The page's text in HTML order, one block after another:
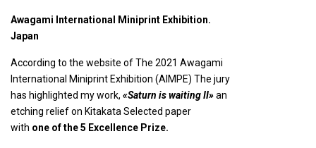
Awagami International Miniprint Exhibition.
Japan
According to the website of The 2021 Awagami
International Miniprint Exhibition (AIMPE) The jury
has highlighted my work, «Saturn is waiting II»an
etching relief on Kitakata Selected paper
with one of the 5 Excellence Prize.